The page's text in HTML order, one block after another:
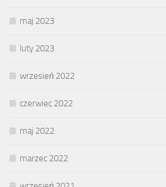
maj 2023
luty 2023
wrzesień 2022
czerwiec 2022
maj 2022
marzec 2022